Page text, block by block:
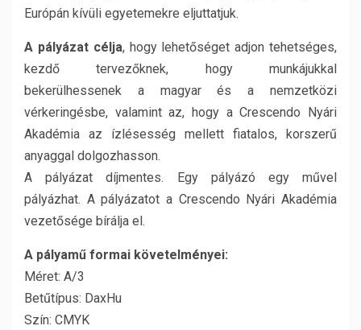
Európán kívüli egyetemekre eljuttatjuk.
A pályázat célja, hogy lehetőséget adjon tehetséges,
kezdő tervezőknek, hogy munkájukkal
bekerülhessenek a magyar és a nemzetközi
vérkeringésbe, valamint az, hogy a Crescendo Nyári
Akadémia az ízlésesség mellett fiatalos, korszerű
anyaggal dolgozhasson.
A pályázat díjmentes. Egy pályázó egy művel
pályázhat. A pályázatot a Crescendo Nyári Akadémia
vezetősége bírálja el.
A pályamű formai követelményei:
Méret: A/3
Betűtípus: DaxHu
Szín: CMYK